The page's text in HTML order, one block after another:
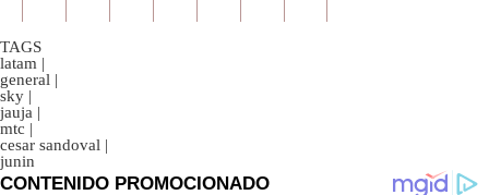
TAGS
latam |
general |
sky |
jauja |
mtc |
cesar sandoval |
junin